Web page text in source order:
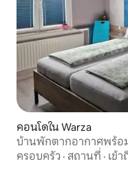
คอนโดใน Warza
บ้านพักตากอากาศพร้อ
ครอบครัว · สถานที่ · เข้า